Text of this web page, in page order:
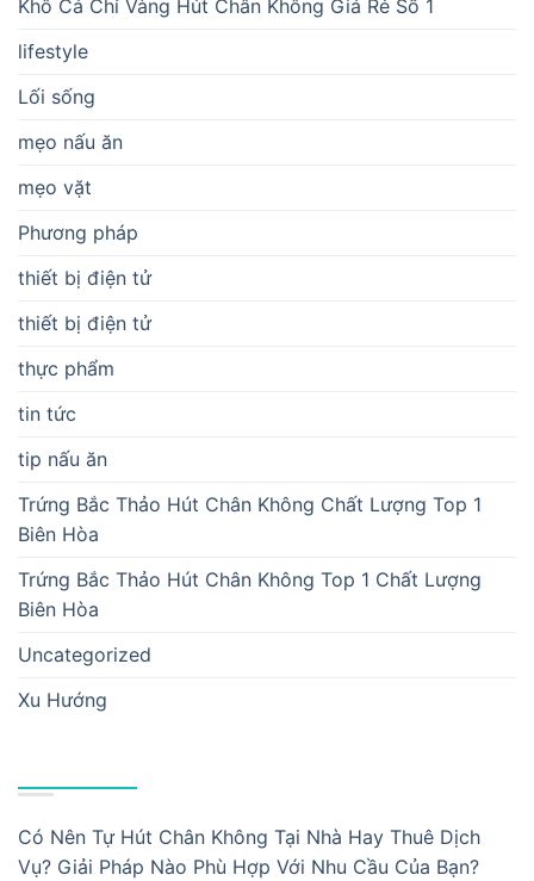
Khô Cá Chỉ Vàng Hút Chân Không Giá Rẻ Số 1
lifestyle
Lối sống
mẹo nấu ăn
mẹo vặt
Phương pháp
thiết bị điện tử
thiết bị điện tử
thực phẩm
tin tức
tip nấu ăn
Trứng Bắc Thảo Hút Chân Không Chất Lượng Top 1
Biên Hòa
Trứng Bắc Thảo Hút Chân Không Top 1 Chất Lượng
Biên Hòa
Uncategorized
Xu Hướng
Có Nên Tự Hút Chân Không Tại Nhà Hay Thuê Dịch
Vụ? Giải Pháp Nào Phù Hợp Với Nhu Cầu Của Bạn?